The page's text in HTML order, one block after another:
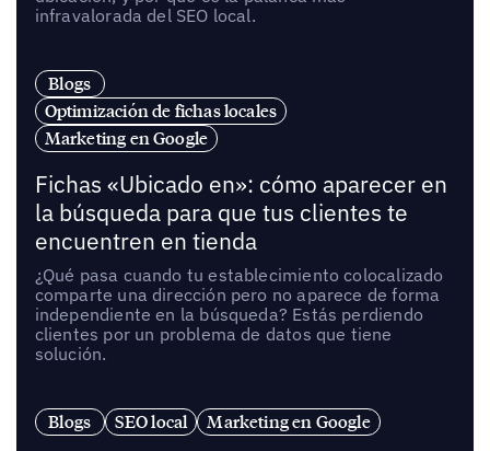
infravalorada del SEO local.
Blogs
Optimización de fichas locales
Marketing en Google
Fichas «Ubicado en»: cómo aparecer en
la búsqueda para que tus clientes te
encuentren en tienda
¿Qué pasa cuando tu establecimiento colocalizado
comparte una dirección pero no aparece de forma
independiente en la búsqueda? Estás perdiendo
clientes por un problema de datos que tiene
solución.
Blogs SEO local Marketing en Google